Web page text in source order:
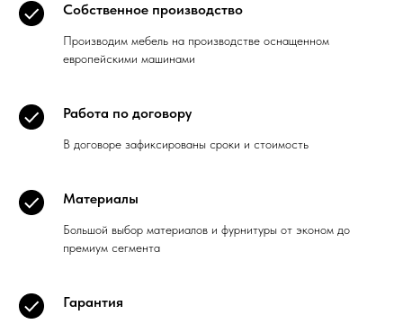
Собственное производство
Производим мебель на производстве оснащенном
европейскими машинами
Работа по договору
В договоре зафиксированы сроки и стоимость
Материалы
Большой выбор материалов и фурнитуры от эконом до
премиум сегмента
Гарантия